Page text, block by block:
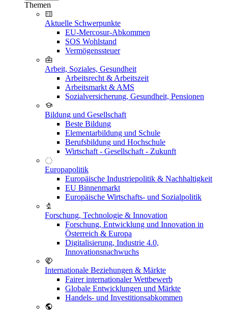
Themen
Aktuelle Schwerpunkte
EU-Mercosur-Abkommen
SOS Wohlstand
Vermögenssteuer
Arbeit, Soziales, Gesundheit
Arbeitsrecht & Arbeitszeit
Arbeitsmarkt & AMS
Sozialversicherung, Gesundheit, Pensionen
Bildung und Gesellschaft
Beste Bildung
Elementarbildung und Schule
Berufsbildung und Hochschule
Wirtschaft - Gesellschaft - Zukunft
Europapolitik
Europäische Industriepolitik & Nachhaltigkeit
EU Binnenmarkt
Europäische Wirtschafts- und Sozialpolitik
Forschung, Technologie & Innovation
Forschung, Entwicklung und Innovation in
Österreich & Europa
Digitalisierung, Industrie 4.0,
Innovationsnachwuchs
Internationale Beziehungen & Märkte
Fairer internationaler Wettbewerb
Globale Entwicklungen und Märkte
Handels- und Investitionsabkommen